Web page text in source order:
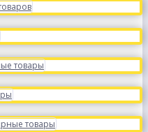
товары
товары